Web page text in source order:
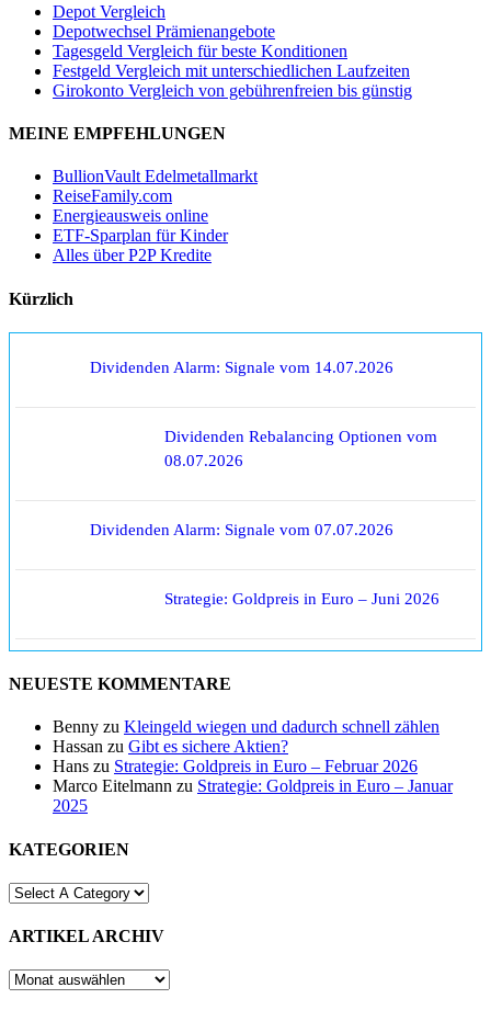
Depot Vergleich
Depotwechsel Prämienangebote
Tagesgeld Vergleich für beste Konditionen
Festgeld Vergleich mit unterschiedlichen Laufzeiten
Girokonto Vergleich von gebührenfreien bis günstig
MEINE EMPFEHLUNGEN
BullionVault Edelmetallmarkt
ReiseFamily.com
Energieausweis online
ETF-Sparplan für Kinder
Alles über P2P Kredite
Kürzlich
Dividenden Alarm: Signale vom 14.07.2026
Dividenden Rebalancing Optionen vom
08.07.2026
Dividenden Alarm: Signale vom 07.07.2026
Strategie: Goldpreis in Euro – Juni 2026
NEUESTE KOMMENTARE
Benny zu Kleingeld wiegen und dadurch schnell zählen
Hassan zu Gibt es sichere Aktien?
Hans zu Strategie: Goldpreis in Euro – Februar 2026
Marco Eitelmann zu Strategie: Goldpreis in Euro – Januar
2025
KATEGORIEN
ARTIKEL ARCHIV
ARTIKEL